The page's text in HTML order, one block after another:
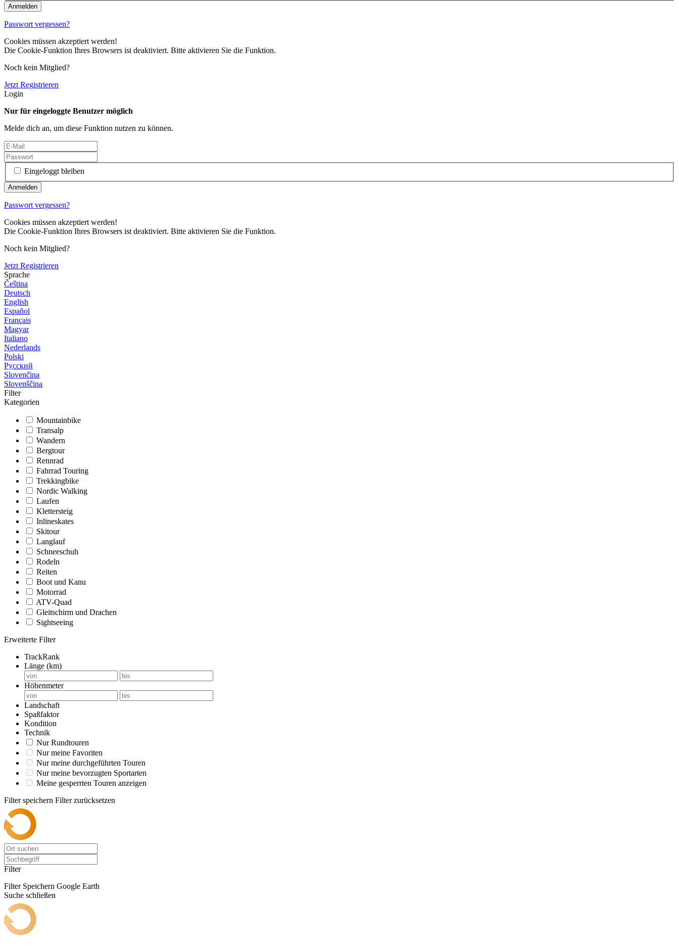
Passwort vergessen?
Cookies müssen akzeptiert werden!
Die Cookie-Funktion Ihres Browsers ist deaktiviert. Bitte aktivieren Sie die Funktion.
Noch kein Mitglied?
Jetzt Registrieren
Login
Nur für eingeloggte Benutzer möglich
Melde dich an, um diese Funktion nutzen zu können.
Eingeloggt bleiben
Passwort vergessen?
Cookies müssen akzeptiert werden!
Die Cookie-Funktion Ihres Browsers ist deaktiviert. Bitte aktivieren Sie die Funktion.
Noch kein Mitglied?
Jetzt Registrieren
Sprache
Čeština
Deutsch
English
Español
Français
Magyar
Italiano
Nederlands
Polski
Русский
Slovenčina
Slovenščina
Filter
Kategorien
Mountainbike
Transalp
Wandern
Bergtour
Rennrad
Fahrrad Touring
Trekkingbike
Nordic Walking
Laufen
Klettersteig
Inlineskates
Skitour
Langlauf
Schneeschuh
Rodeln
Reiten
Boot und Kanu
Motorrad
ATV-Quad
Gleitschirm und Drachen
Sightseeing
Erweiterte Filter
TrackRank
Länge (km)
Höhenmeter
Landschaft
Spaßfaktor
Kondition
Technik
Nur Rundtouren
Nur meine Favoriten
Nur meine durchgeführten Touren
Nur meine bevorzugten Sportarten
Meine gesperrten Touren anzeigen
Filter speichern Filter zurücksetzen
Filter
Filter Speichern Google Earth
Suche schließen